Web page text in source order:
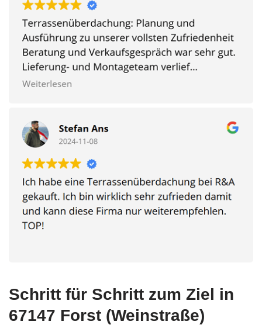
Schritt für Schritt zum Ziel in
67147 Forst (Weinstraße)